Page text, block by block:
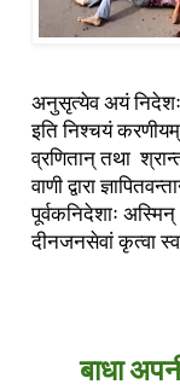
अनुसृत्येव अयं
इति निश्चयं
व्रणितान् तथा
वाणी द्वारा
पूर्वकनिदेशाः
दीनजनसेवां कृत्वा
बाधा